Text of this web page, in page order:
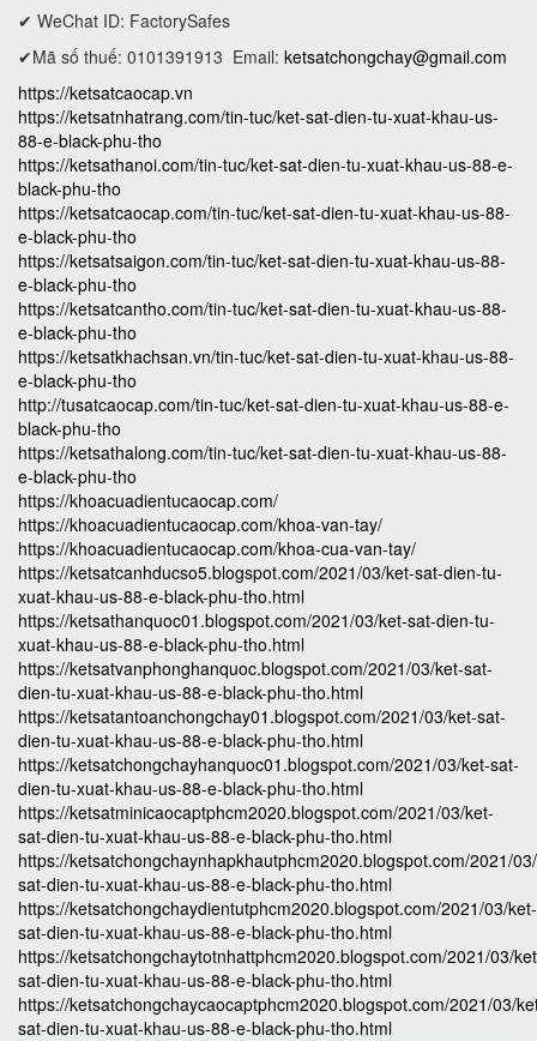
✔ WeChat ID: FactorySafes
✔Mã số thuế: 0101391913 Email: ketsatchongchay@gmail.com
https://ketsatcaocap.vn
https://ketsatnhatrang.com/tin-tuc/ket-sat-dien-tu-xuat-khau-us-
88-e-black-phu-tho
https://ketsathanoi.com/tin-tuc/ket-sat-dien-tu-xuat-khau-us-88-e-
black-phu-tho
https://ketsatcaocap.com/tin-tuc/ket-sat-dien-tu-xuat-khau-us-88-
e-black-phu-tho
https://ketsatsaigon.com/tin-tuc/ket-sat-dien-tu-xuat-khau-us-88-
e-black-phu-tho
https://ketsatcantho.com/tin-tuc/ket-sat-dien-tu-xuat-khau-us-88-
e-black-phu-tho
https://ketsatkhachsan.vn/tin-tuc/ket-sat-dien-tu-xuat-khau-us-88-
e-black-phu-tho
http://tusatcaocap.com/tin-tuc/ket-sat-dien-tu-xuat-khau-us-88-e-
black-phu-tho
https://ketsathalong.com/tin-tuc/ket-sat-dien-tu-xuat-khau-us-88-
e-black-phu-tho
https://khoacuadientucaocap.com/
https://khoacuadientucaocap.com/khoa-van-tay/
https://khoacuadientucaocap.com/khoa-cua-van-tay/
https://ketsatcanhducso5.blogspot.com/2021/03/ket-sat-dien-tu-
xuat-khau-us-88-e-black-phu-tho.html
https://ketsathanquoc01.blogspot.com/2021/03/ket-sat-dien-tu-
xuat-khau-us-88-e-black-phu-tho.html
https://ketsatvanphonghanquoc.blogspot.com/2021/03/ket-sat-
dien-tu-xuat-khau-us-88-e-black-phu-tho.html
https://ketsatantoanchongchay01.blogspot.com/2021/03/ket-sat-
dien-tu-xuat-khau-us-88-e-black-phu-tho.html
https://ketsatchongchayhanquoc01.blogspot.com/2021/03/ket-sat-
dien-tu-xuat-khau-us-88-e-black-phu-tho.html
https://ketsatminicaocaptphcm2020.blogspot.com/2021/03/ket-
sat-dien-tu-xuat-khau-us-88-e-black-phu-tho.html
https://ketsatchongchaynhapkhautphcm2020.blogspot.com/2021/
sat-dien-tu-xuat-khau-us-88-e-black-phu-tho.html
https://ketsatchongchaydientutphcm2020.blogspot.com/2021/03/ket-
sat-dien-tu-xuat-khau-us-88-e-black-phu-tho.html
https://ketsatchongchaytotnhattphcm2020.blogspot.com/2021/03/
sat-dien-tu-xuat-khau-us-88-e-black-phu-tho.html
https://ketsatchongchaycaocaptphcm2020.blogspot.com/2021/03/
sat-dien-tu-xuat-khau-us-88-e-black-phu-tho.html